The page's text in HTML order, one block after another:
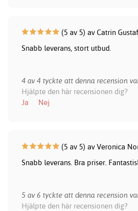
(5 av 5) av Catrin
Snabb leverans, stort utbud.
4 av 4 tyckte att denna recension
Hjälpte den här recensionen dig?
Ja
Nej
(5 av 5) av Veronica
Snabb leverans. Bra priser.
5 av 6 tyckte att denna recension
Hjälpte den här recensionen dig?